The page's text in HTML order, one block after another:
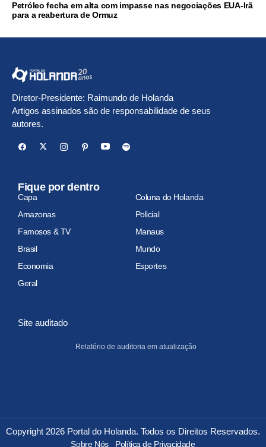
Petróleo fecha em alta com impasse nas negociações EUA-Irã
para a reabertura de Ormuz
Diretor-Presidente: Raimundo de Holanda
Artigos assinados são de responsabilidade de seus
autores.
Fique por dentro
Capa
Coluna do Holanda
Amazonas
Policial
Famosos & TV
Manaus
Brasil
Mundo
Economia
Esportes
Geral
Site auditado
Relatório de auditoria em atualização
Copyright 2026 Portal do Holanda. Todos os Direitos Reservados.
Sobre Nós Política de Privacidade